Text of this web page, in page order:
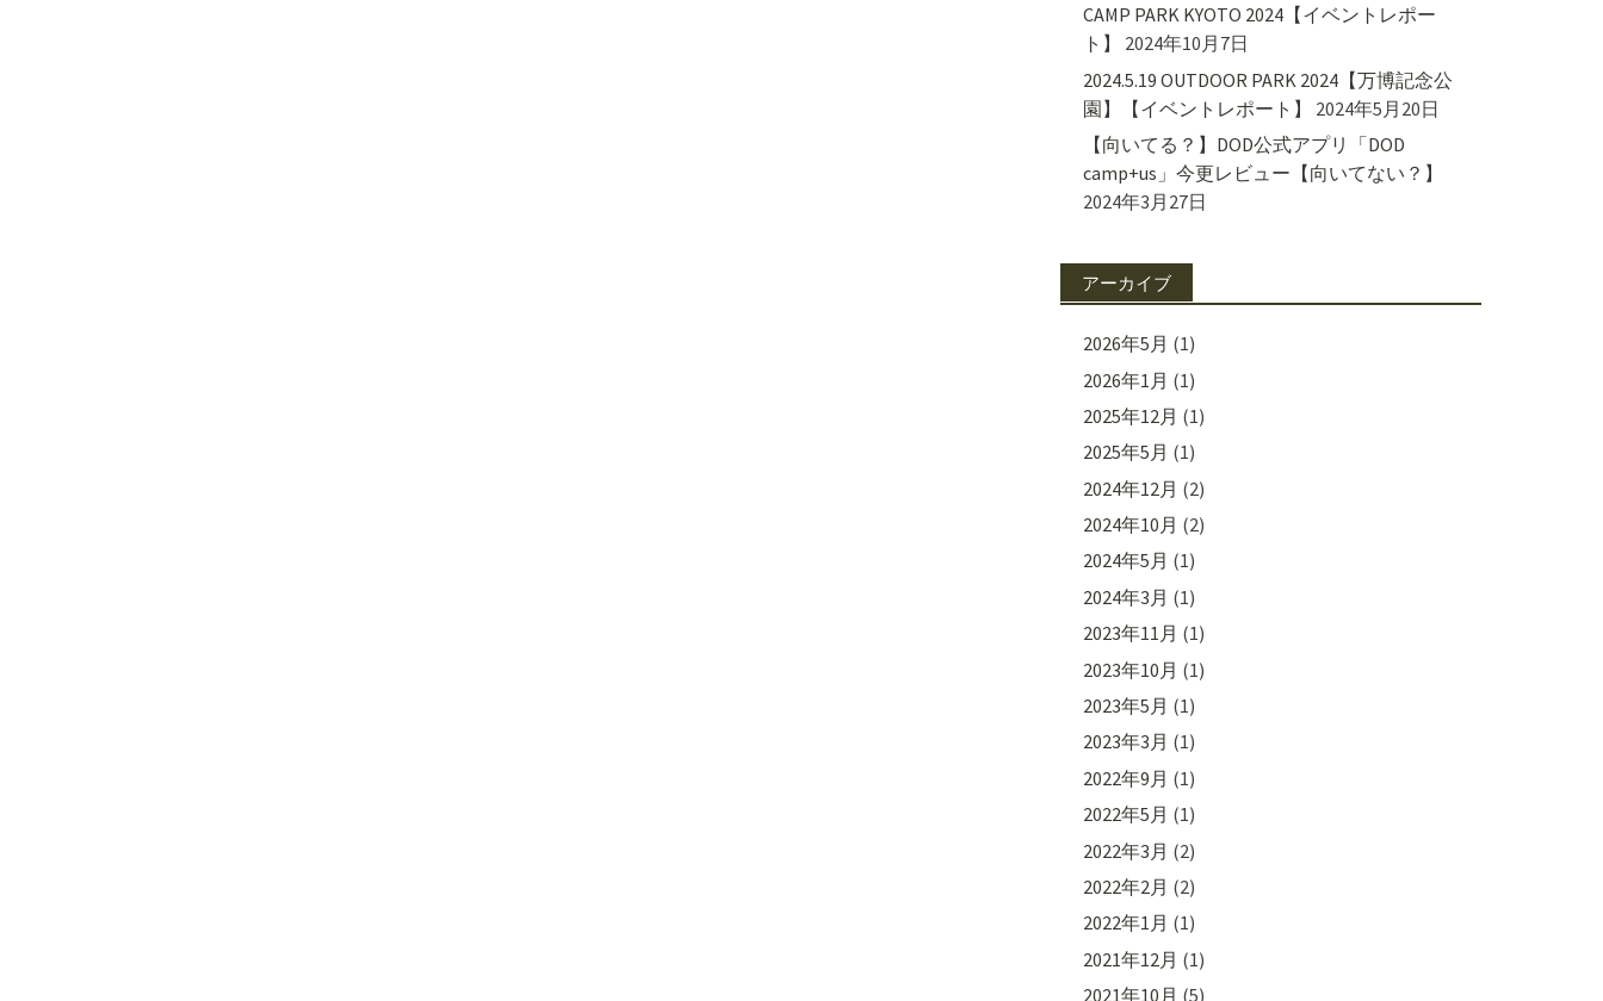
CAMP PARK KYOTO 2024【イベントレポー
ト】
2024年10月7日
2024.5.19 OUTDOOR PARK 2024【万博記念公
園】【イベントレポート】
2024年5月20日
【向いてる？】DOD公式アプリ「DOD
camp+us」今更レビュー【向いてない？】
2024年3月27日
アーカイブ
2026年5月 (1)
2026年1月 (1)
2025年12月 (1)
2025年5月 (1)
2024年12月 (2)
2024年10月 (2)
2024年5月 (1)
2024年3月 (1)
2023年11月 (1)
2023年10月 (1)
2023年5月 (1)
2023年3月 (1)
2022年9月 (1)
2022年5月 (1)
2022年3月 (2)
2022年2月 (2)
2022年1月 (1)
2021年12月 (1)
2021年10月 (5)